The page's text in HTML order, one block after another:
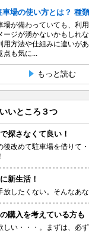
場の使い方とは？ 種
場が備わっていても、利
ージが湧かないかもしれ
用方法や仕組みに違いが
も気に...
もっと読む
いところ３つ
探さなくて良い！
改めて駐車場を借りて
新生活！
したくない。そんなあな
購入を考えている方も
しい・・・。まずは、必